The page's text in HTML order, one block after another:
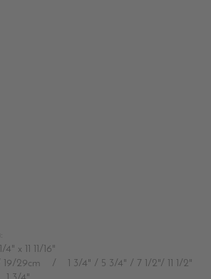
x 11 11/16"
19/29cm / 1 3/4" / 5 3/4" / 7 1/2"/ 11 1/2"